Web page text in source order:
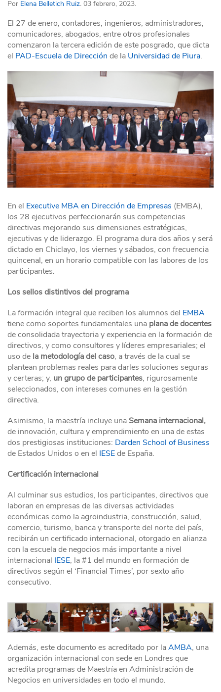
Por Elena Belletich Ruiz. 03 febrero, 2023.
El 27 de enero, contadores, ingenieros, administradores,
comunicadores, abogados, entre otros profesionales
comenzaron la tercera edición de este posgrado, que dicta
el PAD-Escuela de Dirección de la Universidad de Piura.
En el Executive MBA en Dirección de Empresas (EMBA),
los 28 ejecutivos perfeccionarán sus competencias
directivas mejorando sus dimensiones estratégicas,
ejecutivas y de liderazgo. El programa dura dos años y será
dictado en Chiclayo, los viernes y sábados, con frecuencia
quincenal, en un horario compatible con las labores de los
participantes.
Los sellos distintivos del programa
La formación integral que reciben los alumnos del EMBA
tiene como soportes fundamentales una plana de docentes
de consolidada trayectoria y experiencia en la formación de
directivos, y como consultores y líderes empresariales; el
uso de la metodología del caso, a través de la cual se
plantean problemas reales para darles soluciones seguras
y certeras; y, un grupo de participantes, rigurosamente
seleccionados, con intereses comunes en la gestión
directiva.
Asimismo, la maestría incluye una Semana internacional,
de innovación, cultura y emprendimiento en una de estas
dos prestigiosas instituciones: Darden School of Business
de Estados Unidos o en el IESEde España.
Certificación internacional
Al culminar sus estudios, los participantes, directivos que
laboran en empresas de las diversas actividades
económicas como la agroindustria, construcción, salud,
comercio, turismo, banca y transporte del norte del país,
recibirán un certificado internacional, otorgado en alianza
con la escuela de negocios más importante a nivel
internacional IESE, la #1 del mundo en formación de
directivos según el ‘Financial Times’, por sexto año
consecutivo.
Además, este documento es acreditado por laAMBA, una
organización internacional con sede en Londres que
acredita programas de Maestría en Administración de
Negocios en universidades en todo el mundo.